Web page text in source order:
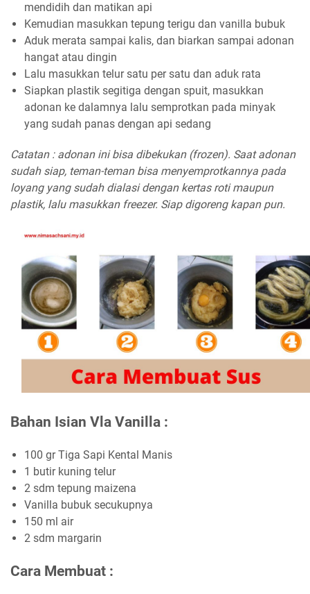
mendidih dan matikan api
Kemudian masukkan tepung terigu dan vanilla bubuk
Aduk merata sampai kalis, dan biarkan sampai adonan
hangat atau dingin
Lalu masukkan telur satu per satu dan aduk rata
Siapkan plastik segitiga dengan spuit, masukkan
adonan ke dalamnya lalu semprotkan pada minyak
yang sudah panas dengan api sedang
Catatan : adonan ini bisa dibekukan (frozen). Saat adonan
sudah siap, teman-teman bisa menyemprotkannya pada
loyang yang sudah dialasi dengan kertas roti maupun
plastik, lalu masukkan freezer. Siap digoreng kapan pun.
Bahan Isian Vla Vanilla :
100 gr Tiga Sapi Kental Manis
1 butir kuning telur
2 sdm tepung maizena
Vanilla bubuk secukupnya
150 ml air
2 sdm margarin
Cara Membuat :